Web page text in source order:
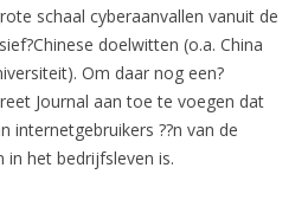
schaal cyberaanvallen vanuit de
doelwitten (o.a. China
Om daar nog een?
Journal aan toe te voegen dat
internetgebruikers ??n van de
in het bedrijfsleven is.